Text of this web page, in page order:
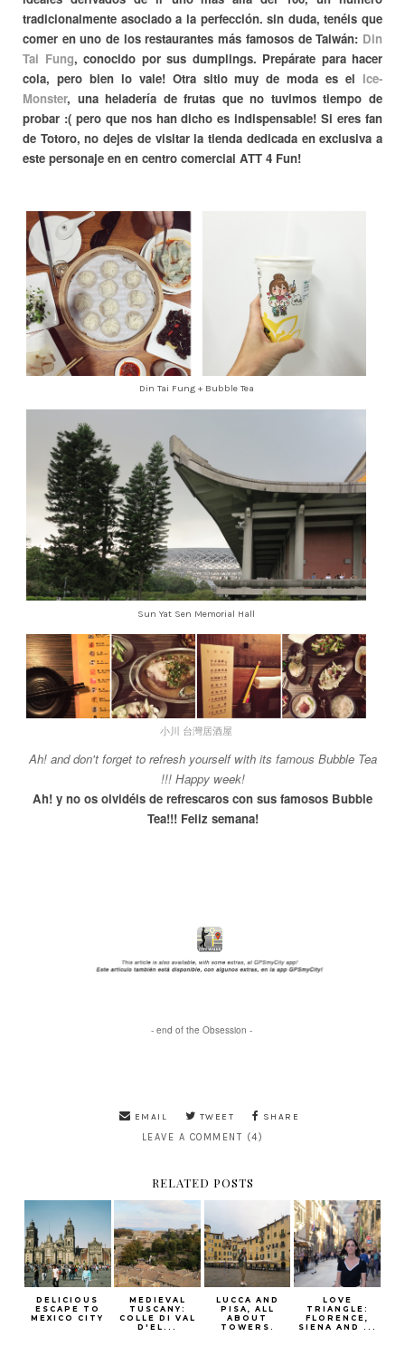
tradicionalmente asociado a la perfección. sin duda, tenéis que
comer en uno de los restaurantes más famosos de Taiwán: Din
Tai Fung, conocido por sus dumplings. Prepárate para hacer
cola, pero bien lo vale! Otra sitio muy de moda es el Ice-
Monster, una heladería de frutas que no tuvimos tiempo de
probar :( pero que nos han dicho es indispensable! Si eres fan
de Totoro, no dejes de visitar la tienda dedicada en exclusiva a
este personaje en en centro comercial ATT 4 Fun!
Din Tai Fung + Bubble Tea
Sun Yat Sen Memorial Hall
小川 台灣居酒屋
Ah! and don't forget to refresh yourself with its famous Bubble Tea
!!! Happy week!
Ah! y no os olvidéis de refrescaros con sus famosos Bubble
Tea!!! Feliz semana!
- end of the Obsession -
EMAIL TWEET SHARE
LEAVE A COMMENT (4)
RELATED POSTS
DELICIOUS
ESCAPE TO
MEXICO CITY
MEDIEVAL
TUSCANY:
COLLE DI VAL
D'EL...
LUCCA AND
PISA, ALL
ABOUT
TOWERS.
LOVE
TRIANGLE:
FLORENCE,
SIENA AND ...